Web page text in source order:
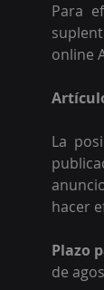
Para
online
La
hacer
Plazo
de